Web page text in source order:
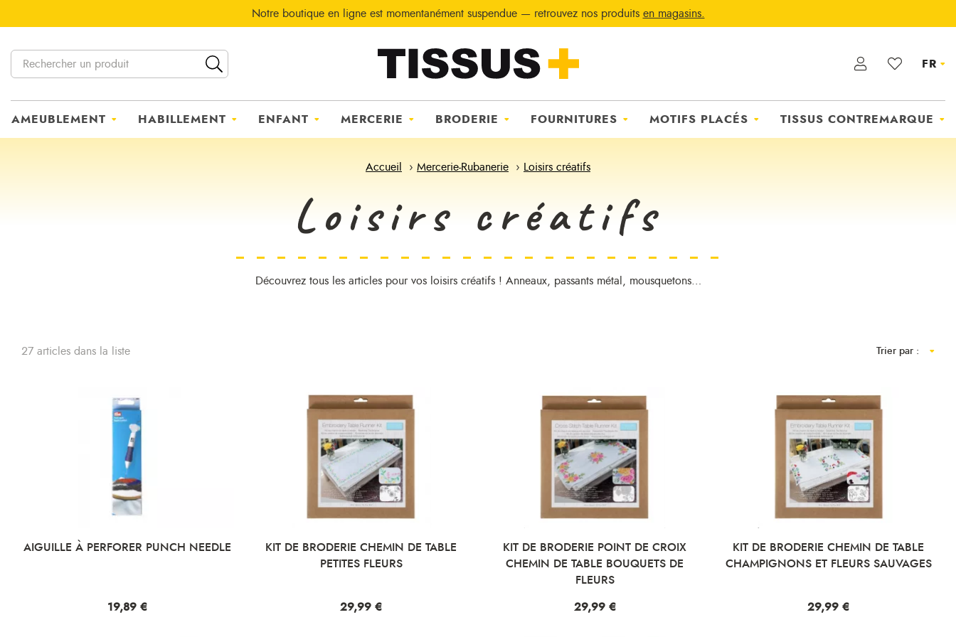
Notre boutique en ligne est momentanément suspendue — retrouvez nos produits en magasins.
FR
AMEUBLEMENT HABILLEMENT ENFANT MERCERIE BRODERIE FOURNITURES MOTIFS PLACÉS TISSUS CONTREMARQUE
Accueil Mercerie-Rubanerie Loisirs créatifs
Loisirs créatifs
Découvrez tous les articles pour vos loisirs créatifs ! Anneaux, passants métal, mousquetons…
27 articles dans la liste Trier par :
AIGUILLE À PERFORER PUNCH NEEDLE
Prix
19,89 €
KIT DE BRODERIE CHEMIN DE TABLE
PETITES FLEURS
Prix
29,99 €
KIT DE BRODERIE POINT DE CROIX
CHEMIN DE TABLE BOUQUETS DE
FLEURS
Prix
29,99 €
KIT DE BRODERIE CHEMIN DE TABLE
CHAMPIGNONS ET FLEURS SAUVAGES
Prix
29,99 €